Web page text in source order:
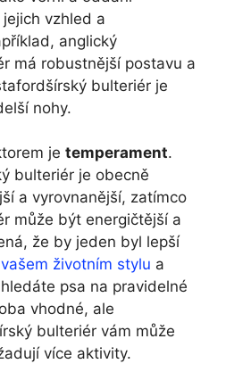
vzhled a
anglický
má robustnější postavu a
bulteriér je
nohy.
je temperament.
bulteriér je obecně
a vyrovnanější, zatímco
může být energičtější a
že by jeden byl lepší
životním stylu a
psa na pravidelné
vhodné, ale
bulteriér vám může
více aktivity.